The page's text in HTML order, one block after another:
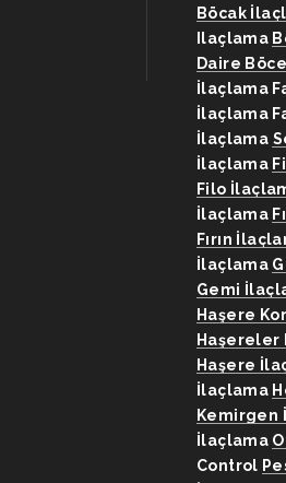
Böcak
Ilaçlama
Daire
İlaçlama
İlaçlama
İlaçlama
İlaçlama
Filo
İlaçlama
Fırın
İlaçlama
Gemi
Haşere
Haşereler
Haşere
İlaçlama
Kemirgen
İlaçlama
Control